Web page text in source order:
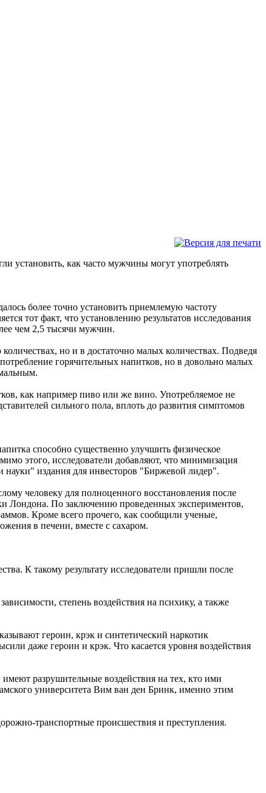
установить, как часто мужчины могут употреблять
более точно установить приемлемую частоту
тот факт, что установлению результатов исследования
чем 2,5 тысячи мужчин.
но и в достаточно малых количествах. Подведя
горячительных напитков, но в довольно малых
как например пиво или же вино. Употребляемое не
сильного пола, вплоть до развития симптомов
способно существенно улучшить физическое
этого, исследователи добавляют, что минимизация
науки" издания для инвесторов "Биржевой лидер".
человеку для полноценного восстановления после
Лондона. По заключению проведенных экспериментов,
Кроме всего прочего, как сообщили ученые,
в печени, вместе с сахаром.
К такому результату исследователи пришли после
степень воздействия на психику, а также
героин, крэк и синтетический наркотик
даже героин и крэк. Что касается уровня воздействия
разрушительные воздействия на тех, кто ими
университета Вим ван ден Бринк, именно этим
транспортные происшествия и преступления.